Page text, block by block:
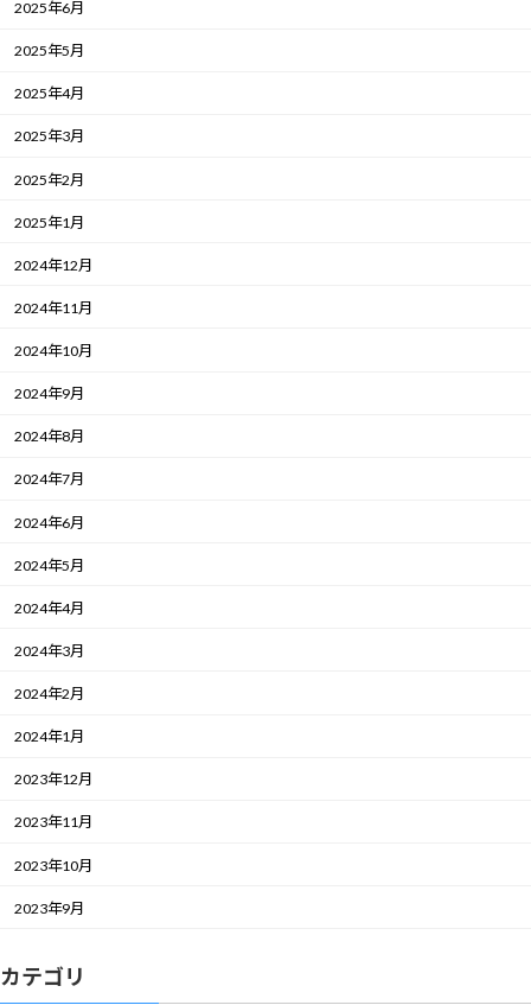
2025年6月
2025年5月
2025年4月
2025年3月
2025年2月
2025年1月
2024年12月
2024年11月
2024年10月
2024年9月
2024年8月
2024年7月
2024年6月
2024年5月
2024年4月
2024年3月
2024年2月
2024年1月
2023年12月
2023年11月
2023年10月
2023年9月
カテゴリ